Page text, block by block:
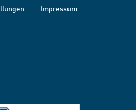
Impressum